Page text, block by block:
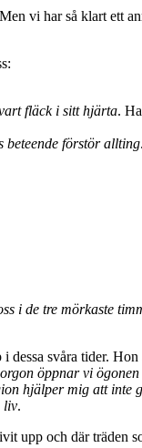
vi har så klart ett
fläck i sitt hjärta.
beteende förstör allting.
i de tre mörkaste
svåra tider. Hon
öppnar vi
hjälper mig att inte
liv.
upp och där träden